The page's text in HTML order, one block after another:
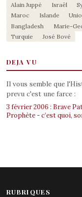
Alain Juppé
Israël
Maroc
Islande
Bangladesh
Marie-
Turquie
José Bové
DEJA VU
Il vous semble que
prevu c'est une farce :
3 février 2006 : Brave
Prophète - c’est quoi,
RUBRIQUES